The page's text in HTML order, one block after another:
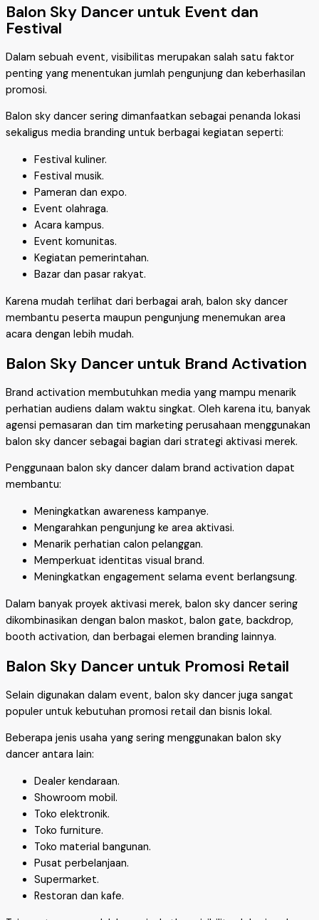
Balon Sky Dancer untuk Event dan
Festival
Dalam sebuah event, visibilitas merupakan salah satu faktor
penting yang menentukan jumlah pengunjung dan keberhasilan
promosi.
Balon sky dancer sering dimanfaatkan sebagai penanda lokasi
sekaligus media branding untuk berbagai kegiatan seperti:
Festival kuliner.
Festival musik.
Pameran dan expo.
Event olahraga.
Acara kampus.
Event komunitas.
Kegiatan pemerintahan.
Bazar dan pasar rakyat.
Karena mudah terlihat dari berbagai arah, balon sky dancer
membantu peserta maupun pengunjung menemukan area
acara dengan lebih mudah.
Balon Sky Dancer untuk Brand Activation
Brand activation membutuhkan media yang mampu menarik
perhatian audiens dalam waktu singkat. Oleh karena itu, banyak
agensi pemasaran dan tim marketing perusahaan menggunakan
balon sky dancer sebagai bagian dari strategi aktivasi merek.
Penggunaan balon sky dancer dalam brand activation dapat
membantu:
Meningkatkan awareness kampanye.
Mengarahkan pengunjung ke area aktivasi.
Menarik perhatian calon pelanggan.
Memperkuat identitas visual brand.
Meningkatkan engagement selama event berlangsung.
Dalam banyak proyek aktivasi merek, balon sky dancer sering
dikombinasikan dengan balon maskot, balon gate, backdrop,
booth activation, dan berbagai elemen branding lainnya.
Balon Sky Dancer untuk Promosi Retail
Selain digunakan dalam event, balon sky dancer juga sangat
populer untuk kebutuhan promosi retail dan bisnis lokal.
Beberapa jenis usaha yang sering menggunakan balon sky
dancer antara lain:
Dealer kendaraan.
Showroom mobil.
Toko elektronik.
Toko furniture.
Toko material bangunan.
Pusat perbelanjaan.
Supermarket.
Restoran dan kafe.